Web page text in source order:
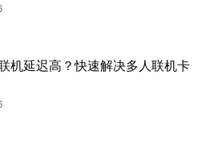
机延迟高？快速解决多人联机卡